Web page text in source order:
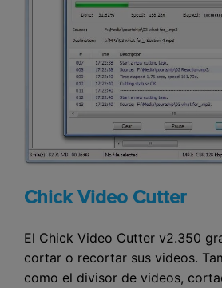
Chick Video Cutter
El Chick Video Cutter v2.350
cortar o recortar sus videos.
como el divisor de videos,